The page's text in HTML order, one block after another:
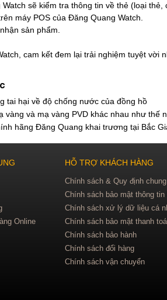
sẽ kiểm tra thông tin về thẻ (loại
máy POS của Đăng Quang Watch.
sản phẩm.
cam kết đem lại trải nghiệm tuyệt vời
tai hại về độ chống nước của đồng hồ
vàng và mạ vàng PVD khác nhau như thế
hãng Đăng Quang khai trương tại Bắc
Online
HỖ TRỢ KHÁCH HÀNG
Chính sách & Quy định chung
Chính sách bảo mật thông tin
Chính sách xử lý dữ liệu cá
Chính sách bảo mật thanh
Chính sách bảo hành
Chính sách đổi hàng
Chính sách vận chuyển